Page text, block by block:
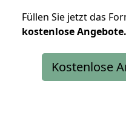
Füllen Sie jetzt das
kostenloseAngebote.
Kostenlose